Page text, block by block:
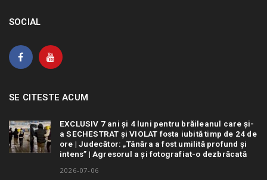
SOCIAL
SE CITESTE ACUM
EXCLUSIV 7 ani și 4 luni pentru brăileanul care și-
a SECHESTRAT și VIOLAT fosta iubită timp de 24 de
ore | Judecător: „Tânăra a fost umilită profund și
intens” | Agresorul a și fotografiat-o dezbrăcată
2026-07-06